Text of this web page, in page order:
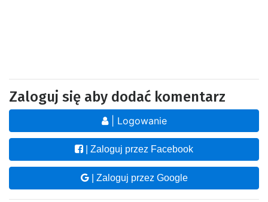
Zaloguj się aby dodać komentarz
| Logowanie
| Zaloguj przez Facebook
| Zaloguj przez Google